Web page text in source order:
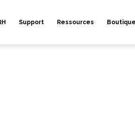
Support Ressources Boutique